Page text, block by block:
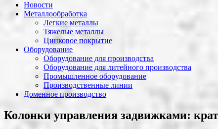
Новости
Металлообработка
Легкие металлы
Тяжелые металлы
Цинковое покрытие
Оборудование
Оборудование для производства
Оборудование для литейного производства
Промышленное оборудование
Производственные линии
Доменное производство
Колонки управления задвижками: